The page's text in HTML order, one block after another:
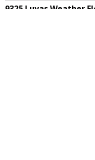
9325 Luvas Weather